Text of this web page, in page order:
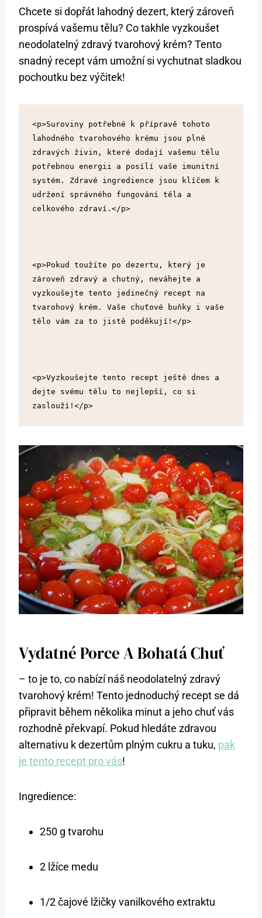
Chcete si dopřát lahodný dezert, který zároveň
prospívá vašemu tělu? Co takhle vyzkoušet
neodolatelný zdravý tvarohový krém? Tento
snadný recept vám umožní si vychutnat sladkou
pochoutku bez výčitek!
<p>Suroviny potřebné k přípravě tohoto
lahodného tvarohového krému jsou plné
zdravých živin, které dodají vašemu tělu
potřebnou energii a posílí vaše imunitní
systém. Zdravé ingredience jsou klíčem k
udržení správného fungování těla a
celkového zdraví.</p>
<p>Pokud toužíte po dezertu, který je
zároveň zdravý a chutný, neváhejte a
vyzkoušejte tento jedinečný recept na
tvarohový krém. Vaše chuťové buňky i vaše
tělo vám za to jistě poděkují!</p>
<p>Vyzkoušejte tento recept ještě dnes a
dejte svému tělu to nejlepší, co si
zaslouží!</p>
Vydatné Porce A Bohatá Chuť
– to je to, co nabízí náš neodolatelný zdravý
tvarohový krém! Tento jednoduchý recept se dá
připravit během několika minut a jeho chuť vás
rozhodně překvapí. Pokud hledáte zdravou
alternativu k dezertům plným cukru a tuku, pak
je tento recept pro vás!
Ingredience:
250 g tvarohu
2 lžíce medu
1/2 čajové lžičky vanilkového extraktu